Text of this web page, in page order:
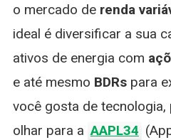
o mercado de renda
ideal é diversificar a sua
ativos de energia com
e até mesmo BDRspara
você gosta de
olhar para a AAPL34